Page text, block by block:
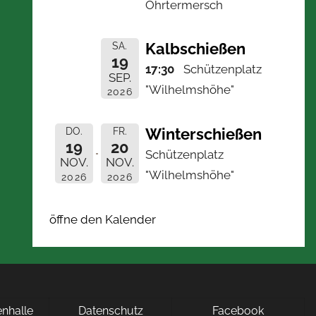
Ohrtermersch
SA.
19
SEP.
2026
Kalbschießen
17:30
Schützenplatz
"Wilhelmshöhe"
DO.
19
NOV.
2026
FR.
20
NOV.
2026
Winterschießen
Schützenplatz
"Wilhelmshöhe"
öffne den Kalender
Datenschutz Facebook